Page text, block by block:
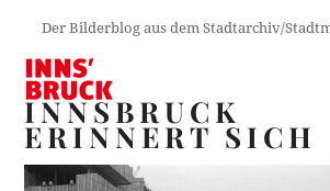
Der Bilderblog aus dem Stadtarchiv/
INNSBRUCK
ERINNERT SICH